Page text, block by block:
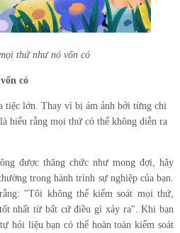
thứ như nó vốn có
có
tiệc lớn. Thay vì bị ám ảnh bởi từng chi
hiểu rằng mọi thứ có thể không diễn ra
được thăng chức như mong đợi, hãy
trong hành trình sự nghiệp của bạn.
"Tôi không thể kiểm soát mọi thứ,
nhất từ bất cứ điều gì xảy ra". Khi bạn
hỏi liệu bạn có thể hoàn toàn kiểm soát